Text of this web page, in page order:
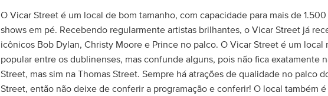
O Vicar Street é um local de bom tamanho, com capacidade para mais de 1.500
shows em pé. Recebendo regularmente artistas brilhantes, o Vicar Street já
icônicos Bob Dylan, Christy Moore e Prince no palco. O Vicar Street é um local
popular entre os dublinenses, mas confunde alguns, pois não fica exatamente
Street, mas sim na Thomas Street. Sempre há atrações de qualidade no palco
Street, então não deixe de conferir a programação e conferir! O local também